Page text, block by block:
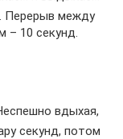
Перерыв между
10 секунд.
вдыхая,
секунд, потом